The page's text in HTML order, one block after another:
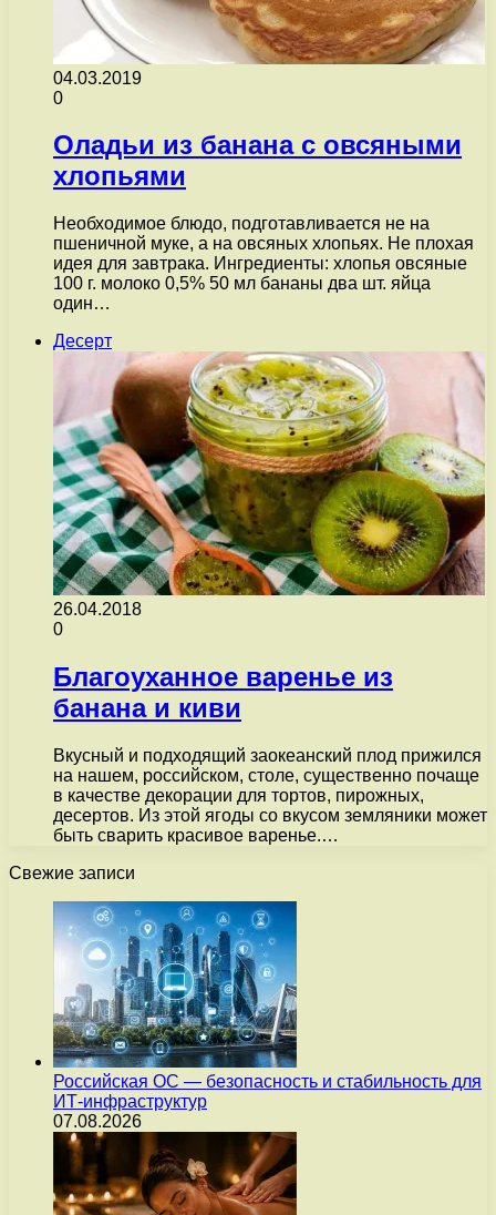
04.03.2019
0
Оладьи из банана с овсяными
хлопьями
Необходимое блюдо, подготавливается не на
пшеничной муке, а на овсяных хлопьях. Не плохая
идея для завтрака. Ингредиенты: хлопья овсяные
100 г. молоко 0,5% 50 мл бананы два шт. яйца
один…
Десерт
26.04.2018
0
Благоуханное варенье из
банана и киви
Вкусный и подходящий заокеанский плод прижился
на нашем, российском, столе, существенно почаще
в качестве декорации для тортов, пирожных,
десертов. Из этой ягоды со вкусом земляники может
быть сварить красивое варенье.…
Свежие записи
Российская ОС — безопасность и стабильность для
ИТ-инфраструктур
07.08.2026